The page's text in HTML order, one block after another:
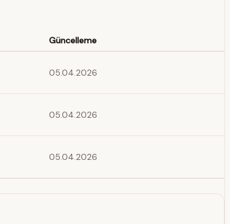
Güncelleme
05.04.2026
05.04.2026
05.04.2026